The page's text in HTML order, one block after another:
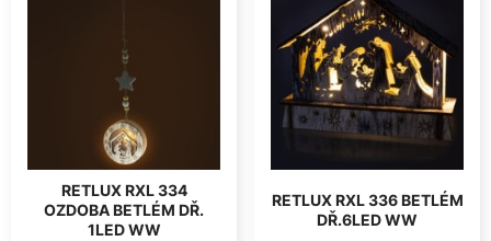
RETLUX RXL 334
OZDOBA BETLÉM DŘ.
1LED WW
RETLUX RXL 336 BETLÉM
DŘ.6LED WW